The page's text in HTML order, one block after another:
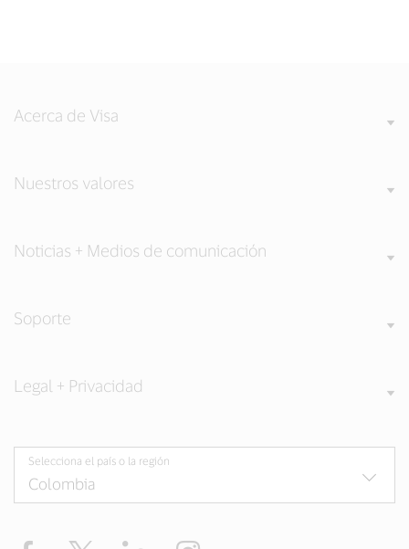
Acerca de Visa
Nuestros valores
Noticias + Medios de comunicación
Soporte
Legal + Privacidad
Selecciona el país o la región